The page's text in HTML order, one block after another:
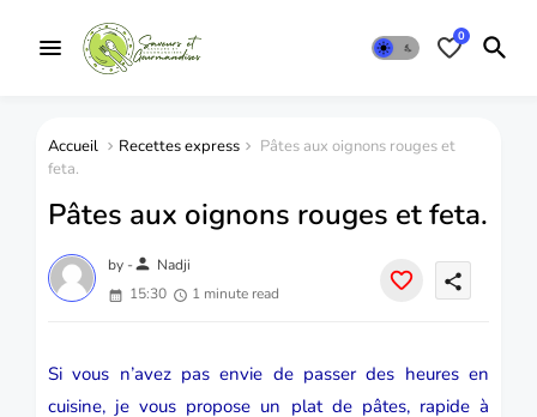
0
Accueil Recettes express
Pâtes aux oignons rouges et
feta.
Pâtes aux oignons rouges et feta.
by -person Nadji
15:30
1 minute read
share
Si vous n’avez pas envie de passer des heures en
cuisine, je vous propose un plat de pâtes, rapide à